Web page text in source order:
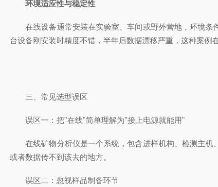
环境适应性与稳定性
在线设备通常安装在实验室、车间或野外营地，环境条
台设备刚安装时精度不错，半年后数据漂移严重，这种案例
三、常见选型误区
误区一：把"在线"简单理解为"接上电源就能用"
在线矿物分析仪是一个系统，包含进样机构、检测主机
或者数据传不到该去的地方。
误区二：忽视样品制备环节